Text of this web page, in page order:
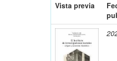
Vista previa